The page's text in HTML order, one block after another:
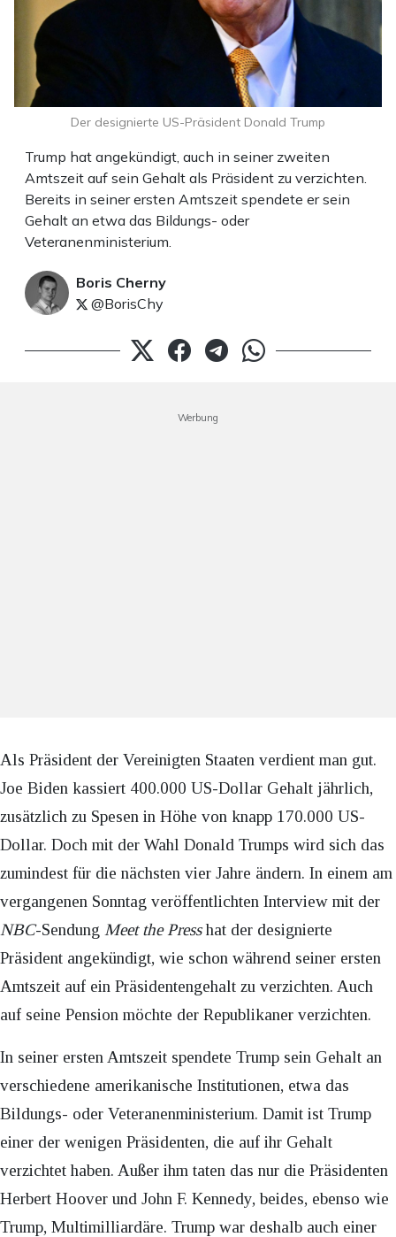
Trump hat angekündigt, auch in seiner zweiten
Amtszeit auf sein Gehalt als Präsident zu verzichten.
Bereits in seiner ersten Amtszeit spendete er sein
Gehalt an etwa das Bildungs- oder
Veteranenministerium.
Boris Cherny
@BorisChy
Der designierte US-Präsident Donald Trump
Werbung
Als Präsident der Vereinigten Staaten verdient man gut.
Joe Biden kassiert 400.000 US-Dollar Gehalt jährlich,
zusätzlich zu Spesen in Höhe von knapp 170.000 US-
Dollar. Doch mit der Wahl Donald Trumps wird sich das
zumindest für die nächsten vier Jahre ändern. In einem am
vergangenen Sonntag veröffentlichten Interview mit der
NBC-Sendung Meet the Presshat der designierte
Präsident angekündigt, wie schon während seiner ersten
Amtszeit auf ein Präsidentengehalt zu verzichten. Auch
auf seine Pension möchte der Republikaner verzichten.
In seiner ersten Amtszeit spendete Trump sein Gehalt an
verschiedene amerikanische Institutionen, etwa das
Bildungs- oder Veteranenministerium. Damit ist Trump
einer der wenigen Präsidenten, die auf ihr Gehalt
verzichtet haben. Außer ihm taten das nur die Präsidenten
Herbert Hoover und John F. Kennedy, beides, ebenso wie
Trump, Multimilliardäre. Trump war deshalb auch einer